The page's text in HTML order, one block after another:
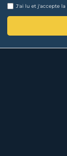
J'ai lu et j'accepte la